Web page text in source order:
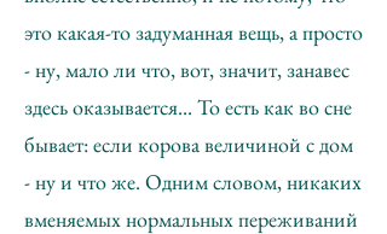
это какая-то задуманная вещь, а просто
- ну, мало ли что, вот, значит, занавес
здесь оказывается... То есть как во сне
бывает: если корова величиной с дом
- ну и что же. Одним словом, никаких
вменяемых нормальных переживаний